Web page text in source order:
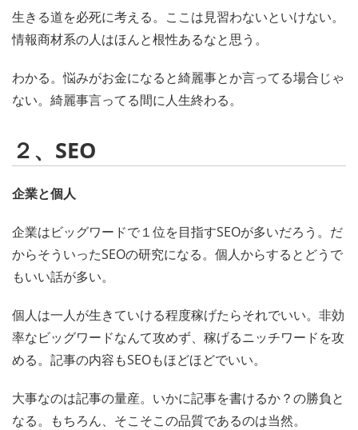
生きる道を必死に考える。ここは見習わないといけない。
情報商材系の人はほんと根性あるなと思う。
わかる。悩みがお金になると綺麗事とか言ってる場合じゃ
ない。綺麗事言ってる間に人生終わる。
２、SEO
企業と個人
企業はビッグワードで１位を目指すSEOが多いだろう。だ
からそういったSEOの研究になる。個人からするとどうで
もいい話が多い。
個人は一人が生きていける程度稼げたらそれでいい。非効
率なビッグワードなんて攻めず、稼げるニッチワードを攻
める。記事の内容もSEOもほどほどでいい。
大事なのは記事の量産。いかに記事を書けるか？の勝負と
なる。もちろん、そこそこの品質であるのは当然。